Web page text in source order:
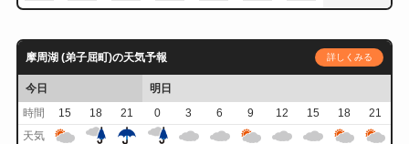
摩周湖 (弟子屈町)の天気予報 詳しくみる
今日
明日
時間
15 18 21 0 3 6 9 12 15 18
21
天気